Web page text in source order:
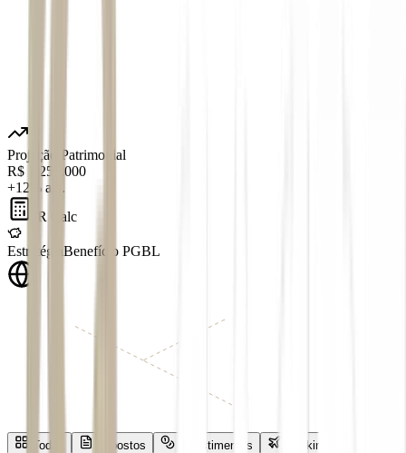
Projeção Patrimonial
R$ 1.250.000
+12% a.a.
IR Calc
Estratégia Benefício PGBL
Todas Impostos Investimentos Banking